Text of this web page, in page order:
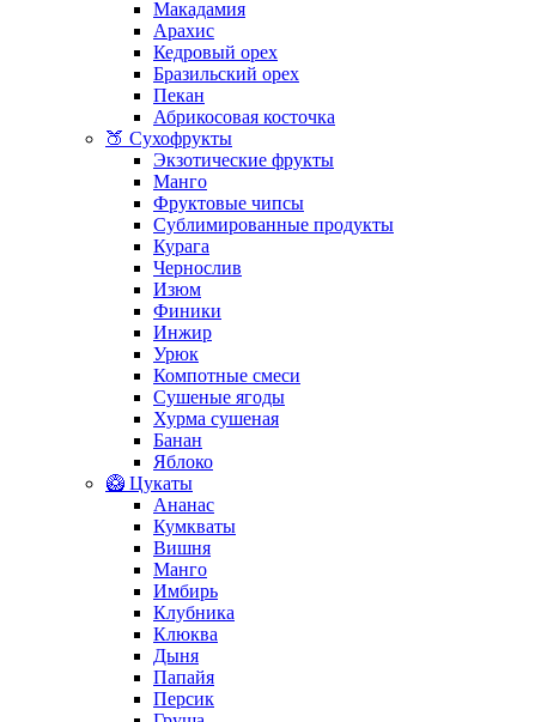
Макадамия
Арахис
Кедровый орех
Бразильский орех
Пекан
Абрикосовая косточка
🍑 Сухофрукты
Экзотические фрукты
Манго
Фруктовые чипсы
Сублимированные продукты
Курага
Чернослив
Изюм
Финики
Инжир
Урюк
Компотные смеси
Сушеные ягоды
Хурма сушеная
Банан
Яблоко
🥝 Цукаты
Ананас
Кумкваты
Вишня
Манго
Имбирь
Клубника
Клюква
Дыня
Папайя
Персик